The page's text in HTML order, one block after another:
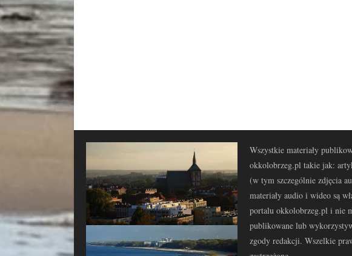
Wszystkie materiały
okkolobrzeg.pl takie jak:
(w tym szczególnie zdjęcia
materiały audio i wideo są
portalu okkolobrzeg.pl i nie
publikowane lub
zgody redakcji. Wszelkie